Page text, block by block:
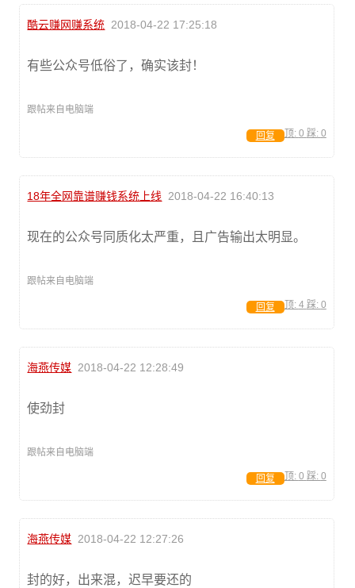
酷云赚网赚系统 2018-04-22 17:25:18
有些公众号低俗了，确实该封！
跟帖来自电脑端
顶: 0 踩: 0
回复
18年全网靠谱赚钱系统上线 2018-04-22 16:40:13
现在的公众号同质化太严重，且广告输出太明显。
跟帖来自电脑端
顶: 4 踩: 0
回复
海燕传媒 2018-04-22 12:28:49
使劲封
跟帖来自电脑端
顶: 0 踩: 0
回复
海燕传媒 2018-04-22 12:27:26
封的好，出来混，迟早要还的